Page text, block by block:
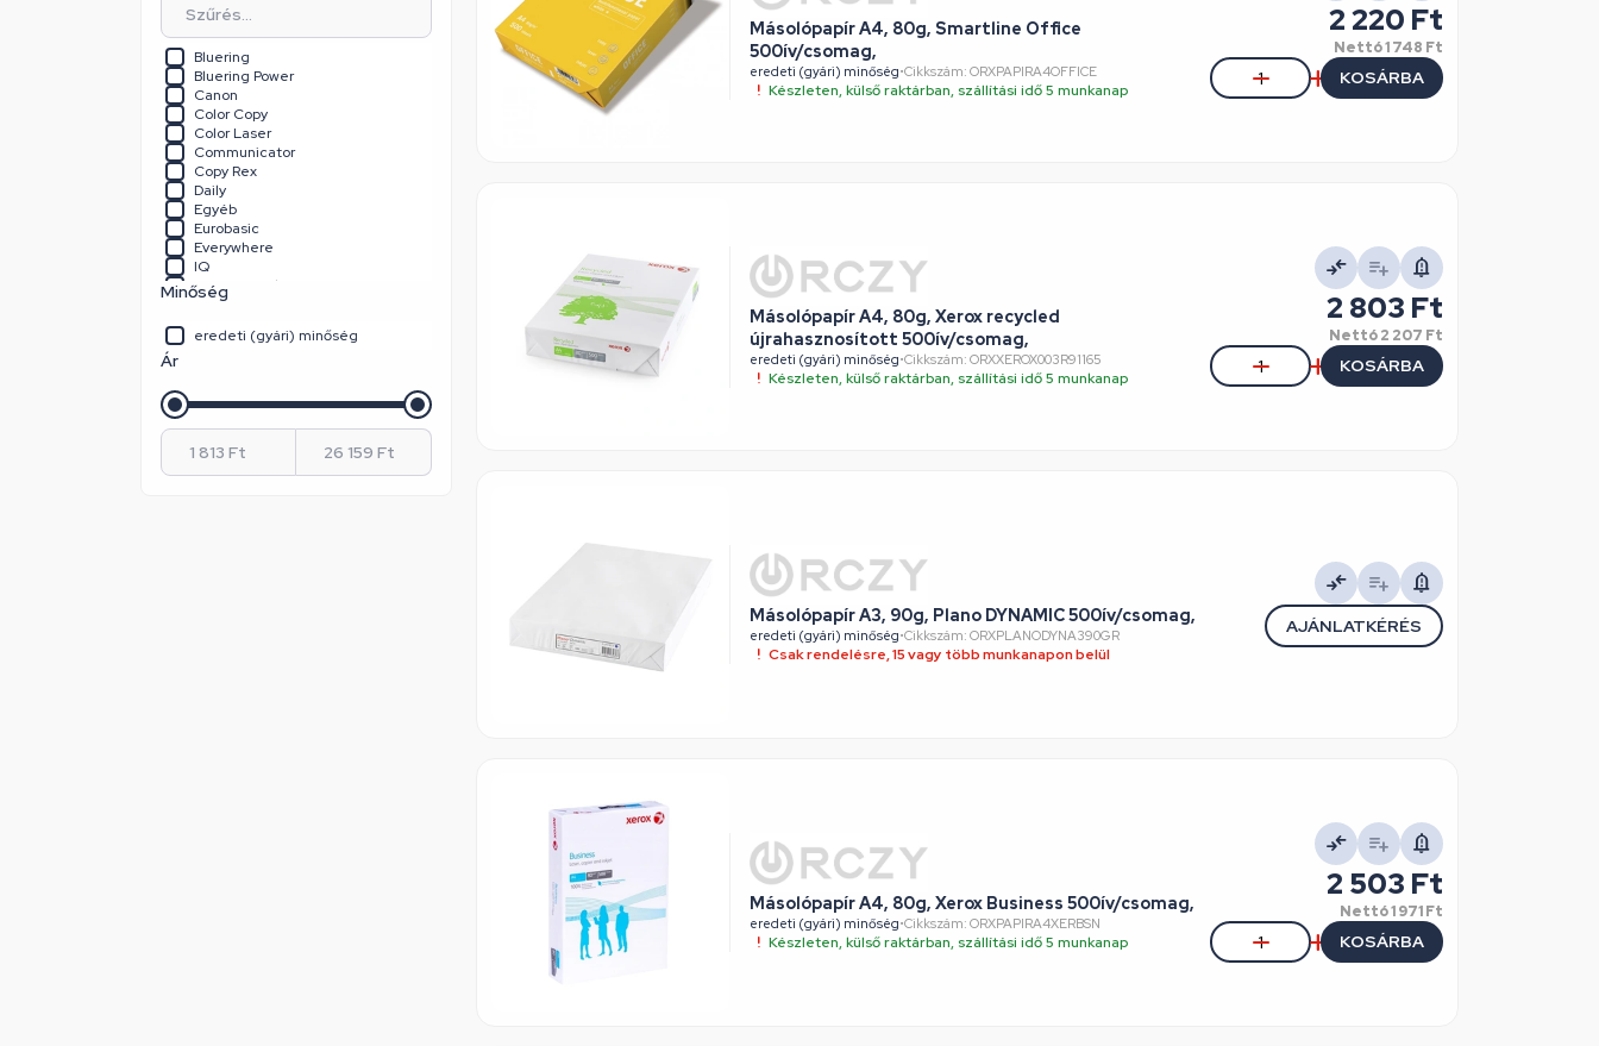
Másolópapír A4, 80g, Smartline Office
500ív/csomag,
eredeti (gyári) minőség•Cikkszám: ORXPAPIRA4OFFICE
Készleten, külső raktárban, szállítási idő 5 munkanap
2 220 Ft
Nettó1 748 Ft
KOSÁRBA
Másolópapír A4, 80g, Xerox recycled
újrahasznosított 500ív/csomag,
eredeti (gyári) minőség•Cikkszám: ORXXEROX003R91165
Készleten, külső raktárban, szállítási idő 5 munkanap
2 803 Ft
Nettó2 207 Ft
KOSÁRBA
Másolópapír A3, 90g, Plano DYNAMIC 500ív/csomag,
eredeti (gyári) minőség•Cikkszám: ORXPLANODYNA390GR
Csak rendelésre, 15 vagy több munkanapon belül
AJÁNLATKÉRÉS
Másolópapír A4, 80g, Xerox Business 500ív/csomag,
eredeti (gyári) minőség•Cikkszám: ORXPAPIRA4XERBSN
Készleten, külső raktárban, szállítási idő 5 munkanap
2 503 Ft
Nettó1 971 Ft
KOSÁRBA
Bluering
Bluering Power
Canon
Color Copy
Color Laser
Communicator
Copy Rex
Daily
Egyéb
Eurobasic
Everywhere
IQ
Konica Minolta
Multipaper
Navigator
Plano
Sharp
Standard High
Minőség
eredeti (gyári) minőség
Ár